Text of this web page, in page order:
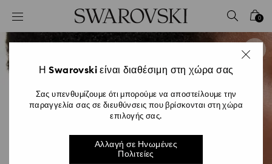
Accesskeys list
0 - Επικεφαλίδα
2 - Υποσέλιδο
0
Η Swarovski είναι διαθέσιμη στη χώρα σας
Σας υπενθυμίζουμε ότι μπορούμε να αποστείλουμε την
παραγγελία σας σε διευθύνσεις που βρίσκονται στη χώρα
επιλογής σας.
Αλλαγή σε Ηνωμένες
Πολιτείες